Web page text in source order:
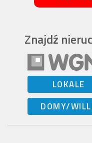
Znajdź
LOKALE
DOMY/